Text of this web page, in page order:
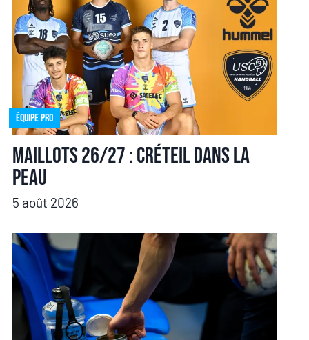
Équipe pro
Maillots 26/27 : Créteil dans la
peau
5 août 2026